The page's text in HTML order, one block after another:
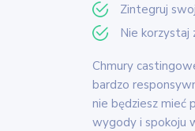
Zintegruj
Nie korzystaj
Chmury
bardzo
nie będziesz mieć
wygody i spokoju